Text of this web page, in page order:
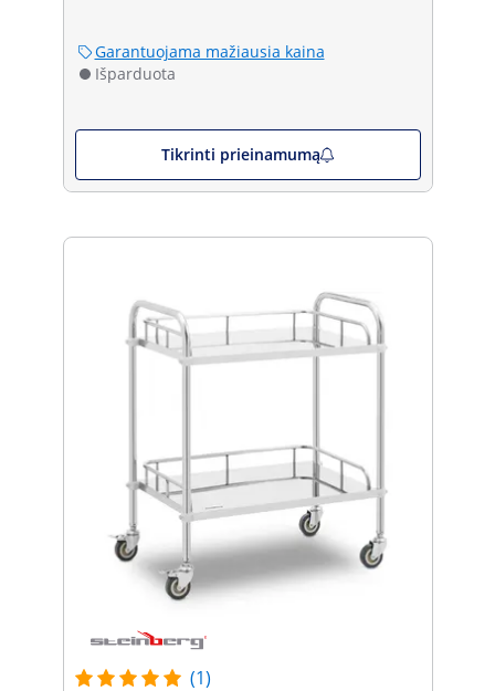
Garantuojama mažiausia kaina
Išparduota
Tikrinti prieinamumą
(1)